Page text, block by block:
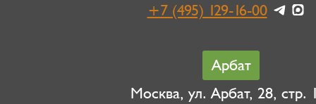
+7 (495) 129-16-00
Арбат
Москва, ул. Арбат, 28, стр.